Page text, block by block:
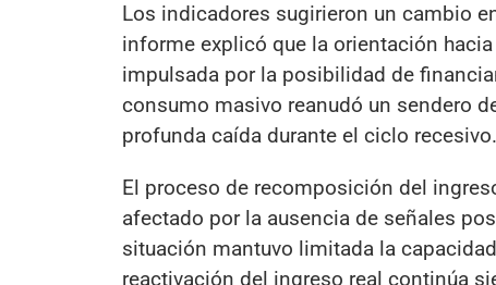
Los indicadores sugirieron un cambio
informe explicó que la orientación
impulsada por la posibilidad de
consumo masivo reanudó un sendero
profunda caída durante el ciclo recesivo.
El proceso de recomposición del
afectado por la ausencia de señales
situación mantuvo limitada la
reactivación del ingreso real continúa